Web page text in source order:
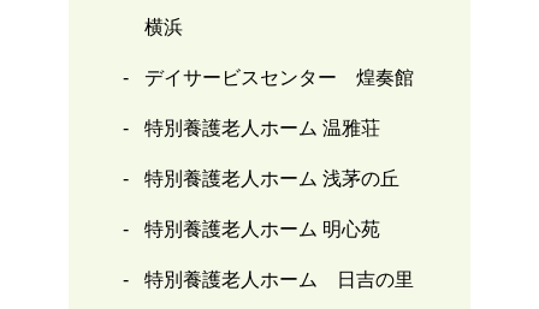
横浜
デイサービスセンター 煌奏館
特別養護老人ホーム 温雅荘
特別養護老人ホーム 浅茅の丘
特別養護老人ホーム 明心苑
特別養護老人ホーム 日吉の里